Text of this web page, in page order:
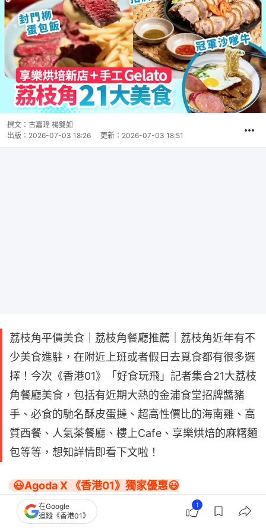
撰文： 古嘉瑋 楊雙如
出版： 2026-07-03 18:26 更新： 2026-07-03 18:51
荔枝角平價美食｜荔枝角餐廳推薦｜荔枝角近年有不
少美食進駐，在附近上班或者假日去覓食都有很多選
擇！今次《香港01》「好食玩飛」記者集合21大荔枝
角餐廳美食，包括有近期大熱的金浦食堂招牌醬豬
手、必食的馳名酥皮蛋撻、超高性價比的海南雞、高
質西餐、人氣茶餐廳、樓上Cafe、享樂烘焙的麻糬麵
包等等，想知詳情即看下文啦！
😃Agoda X 《香港01》獨家優惠😃
😍全球酒店免優惠碼額外減5%（經指定連結預訂）
在Google
追蹤《香港01》
1